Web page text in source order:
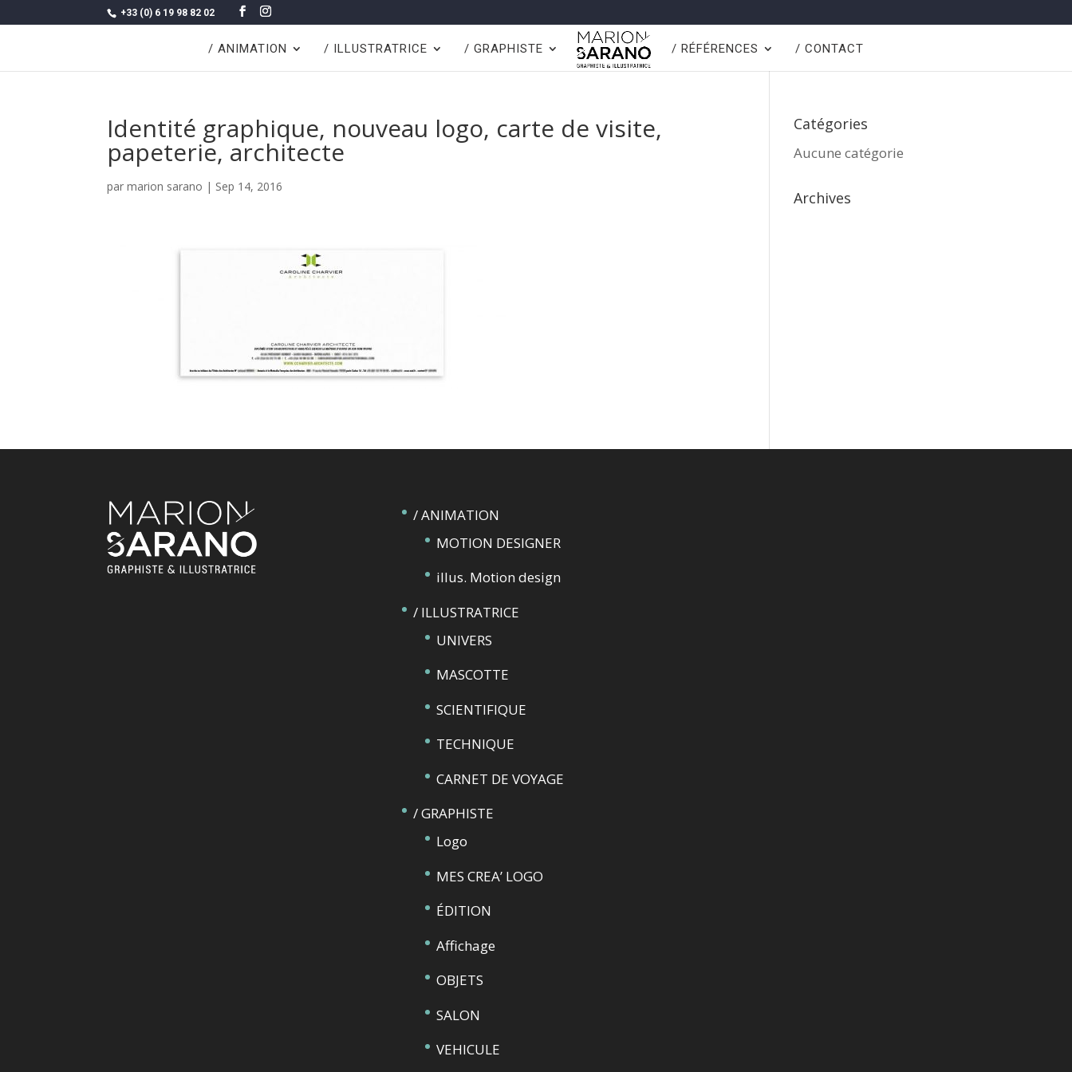
+33 (0) 6 19 98 82 02
/ ANIMATION / ILLUSTRATRICE / GRAPHISTE / RÉFÉRENCES / CONTACT
Identité graphique, nouveau logo, carte de visite,
papeterie, architecte
parmarion sarano | Sep 14, 2016
Catégories
Aucune catégorie
Archives
/ ANIMATION
MOTION DESIGNER
illus. Motion design
/ ILLUSTRATRICE
UNIVERS
MASCOTTE
SCIENTIFIQUE
TECHNIQUE
CARNET DE VOYAGE
/ GRAPHISTE
Logo
MES CREA’ LOGO
ÉDITION
Affichage
OBJETS
SALON
VEHICULE